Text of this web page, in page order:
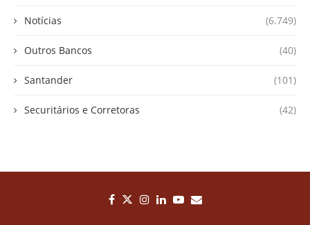
Notícias (6.749)
Outros Bancos (40)
Santander (101)
Securitários e Corretoras (42)